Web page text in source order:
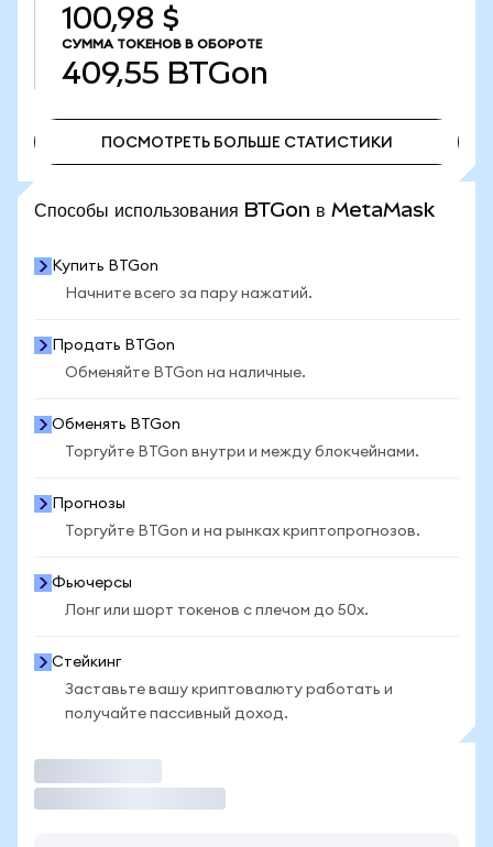
100,98 $
СУММА ТОКЕНОВ В ОБОРОТЕ
409,55 BTGon
ПОСМОТРЕТЬ БОЛЬШЕ СТАТИСТИКИ
Способы использования BTGon в MetaMask
Купить BTGon
Начните всего за пару нажатий.
Продать BTGon
Обменяйте BTGon на наличные.
Обменять BTGon
Торгуйте BTGon внутри и между блокчейнами.
Прогнозы
Торгуйте BTGon и на рынках криптопрогнозов.
Фьючерсы
Лонг или шорт токенов с плечом до 50x.
Стейкинг
Заставьте вашу криптовалюту работать и
получайте пассивный доход.